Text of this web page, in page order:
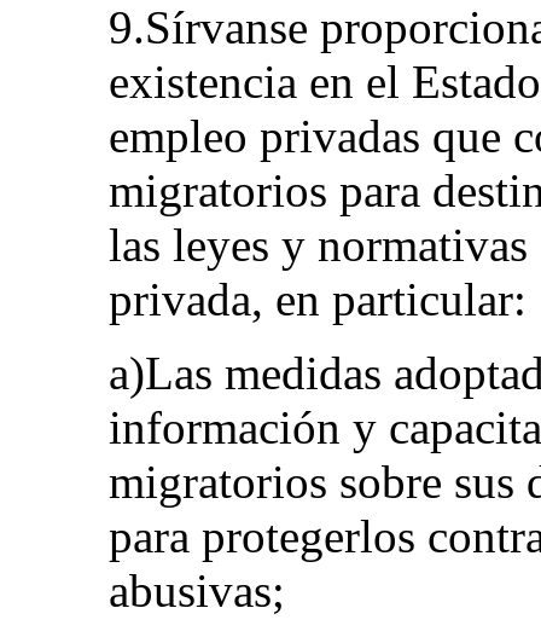
9.Sírvanse
existencia en el
empleo privadas que
migratorios para
las leyes y
privada, en particular:
a)Las medidas
información y
migratorios sobre sus
para protegerlos
abusivas;